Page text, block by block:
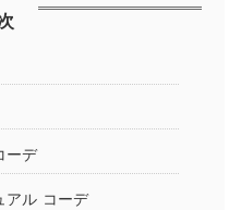
ーデ
ル コーデ